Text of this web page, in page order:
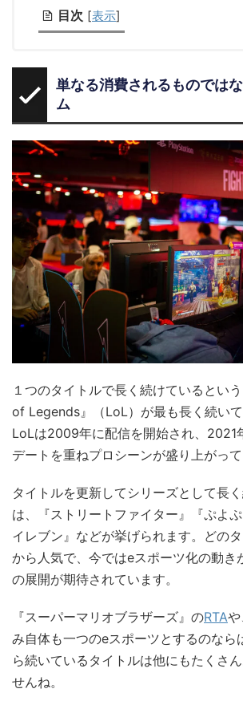
目次 [表示]
単なる消費されるものでは
ム
１つのタイトルで長く続けているとい
of Legends』（LoL）が最も長く続いて
LoLは2009年に配信を開始され、2021
デートを重ねプロシーンが盛り上がって
タイトルを更新してシリーズとして長
は、『ストリートファイター』『ぷよ
イレブン』などが挙げられます。どの
から人気で、今ではeスポーツ化の動き
の展開が期待されています。
『スーパーマリオブラザーズ』のRTA
み自体も一つのeスポーツとするのなら
ら続いているタイトルは他にもたくさ
せんね。